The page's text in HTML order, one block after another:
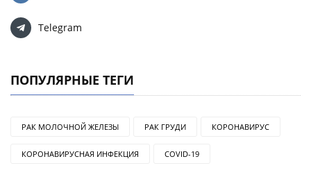
Telegram
ПОПУЛЯРНЫЕ ТЕГИ
РАК МОЛОЧНОЙ ЖЕЛЕЗЫ РАК ГРУДИ КОРОНАВИРУС
КОРОНАВИРУСНАЯ ИНФЕКЦИЯ COVID-19